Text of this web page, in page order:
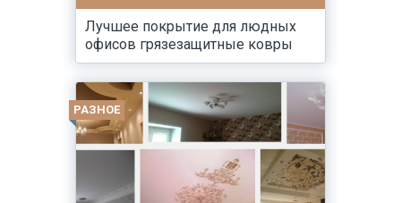
Лучшее покрытие для людных
офисов грязезащитные ковры
РАЗНОЕ